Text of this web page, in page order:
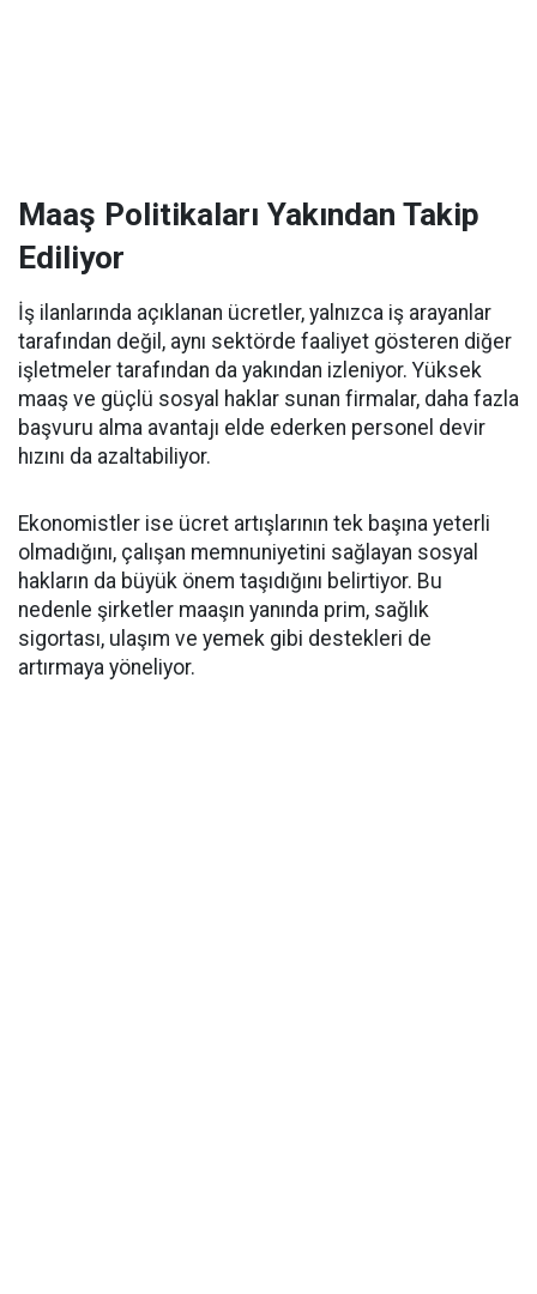
Maaş Politikaları Yakından Takip
Ediliyor
İş ilanlarında açıklanan ücretler, yalnızca iş arayanlar
tarafından değil, aynı sektörde faaliyet gösteren diğer
işletmeler tarafından da yakından izleniyor. Yüksek
maaş ve güçlü sosyal haklar sunan firmalar, daha fazla
başvuru alma avantajı elde ederken personel devir
hızını da azaltabiliyor.
Ekonomistler ise ücret artışlarının tek başına yeterli
olmadığını, çalışan memnuniyetini sağlayan sosyal
hakların da büyük önem taşıdığını belirtiyor. Bu
nedenle şirketler maaşın yanında prim, sağlık
sigortası, ulaşım ve yemek gibi destekleri de
artırmaya yöneliyor.